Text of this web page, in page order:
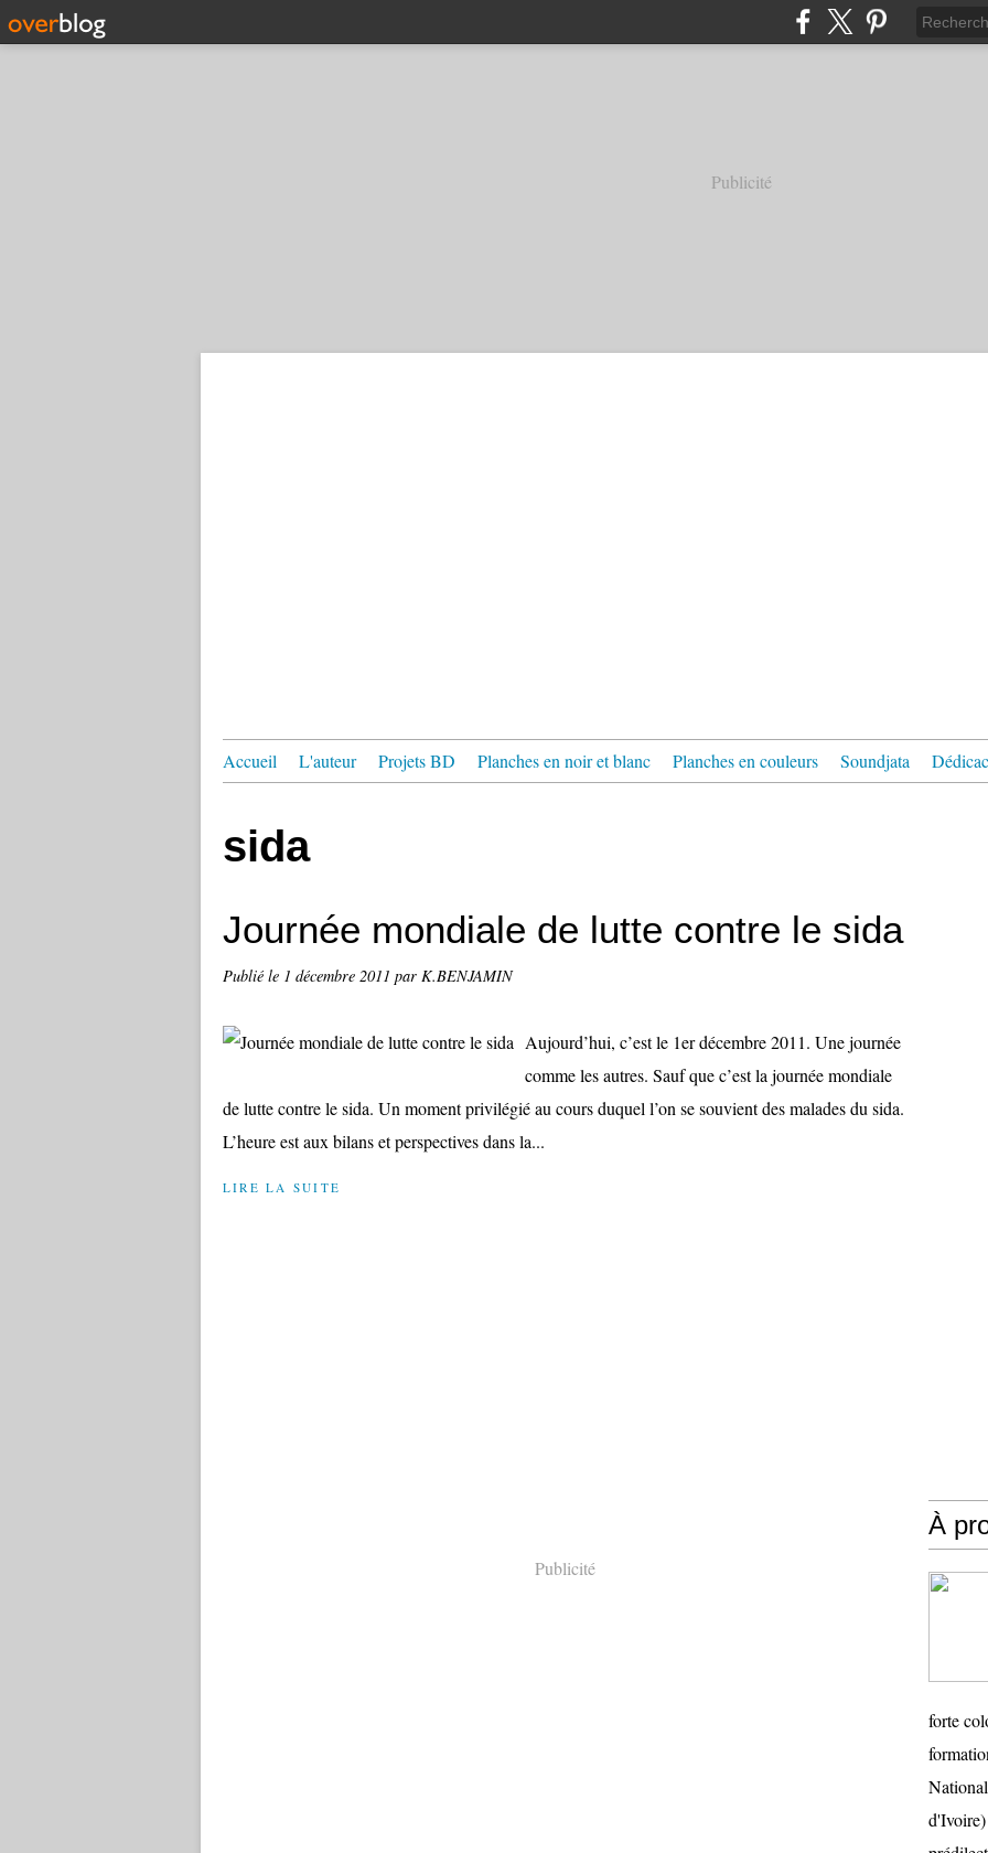
Publicité
Accueil L'auteur Projets BD Planches en noir et blanc Planches en couleurs Soundjata
sida
Journée mondiale de lutte contre le sida
Publié le 1 décembre 2011 par K.BENJAMIN
Aujourd’hui, c’est le 1er décembre 2011. Une journée
comme les autres. Sauf que c’est la journée mondiale
de lutte contre le sida. Un moment privilégié au cours duquel l’on se souvient des malades du sida.
L’heure est aux bilans et perspectives dans la...
LIRE LA SUITE
Publicité
À
forte